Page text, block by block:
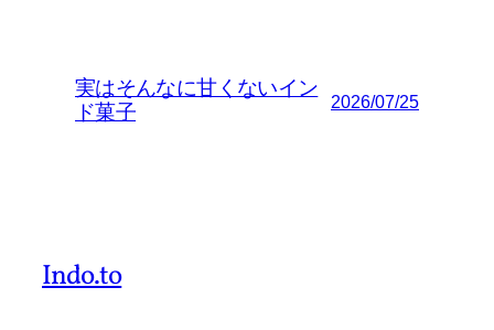
実はそんなに甘くないイン
ド菓子
2026/07/25
Indo.to